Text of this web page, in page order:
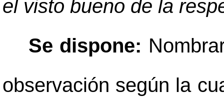
el visto bueno de la
Se dispone:
observación según la